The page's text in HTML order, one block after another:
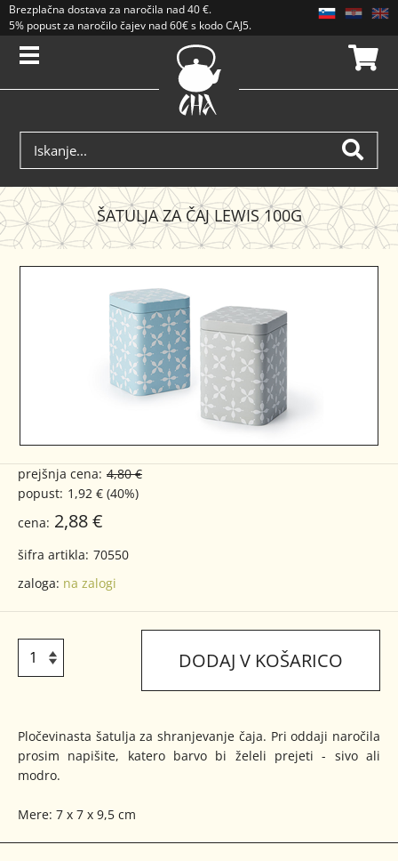
Brezplačna dostava za naročila nad40 €.
5% popust za naročilo čajev nad 60€ s kodo CAJ5. Popusti se ne seštevajo.
ŠATULJA ZA ČAJ LEWIS 100G
prejšnja cena: 4,80 €
popust: 1,92 € (40%)
cena: 2,88 €
šifra artikla: 70550
zaloga: na zalogi
DODAJ V KOŠARICO
Pločevinasta šatulja za shranjevanje čaja. Pri oddaji naročila
prosim napišite, katero barvo bi želeli prejeti - sivo ali
modro.
Mere: 7 x 7 x 9,5 cm